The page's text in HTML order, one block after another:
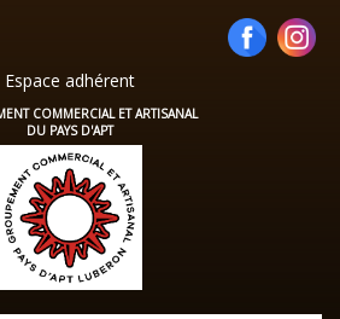
Espace adhérent
COMMERCIAL ET ARTISANAL
DU PAYS D'APT